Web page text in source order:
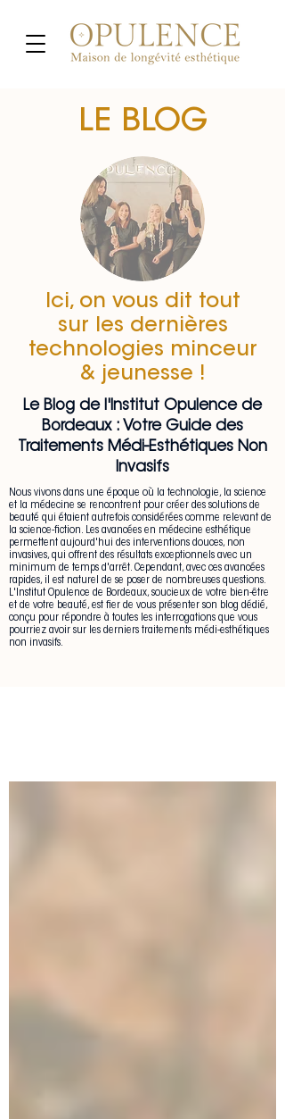
LE BLOG
Ici, on vous dit tout
sur les dernières
technologies minceur
& jeunesse !
Le Blog de l'Institut Opulence de
Bordeaux : Votre Guide des
Traitements Médi-Esthétiques Non
Invasifs
Nous vivons dans une époque où la technologie, la science
et la médecine se rencontrent pour créer des solutions de
beauté qui étaient autrefois considérées comme relevant de
la science-fiction. Les avancées en médecine esthétique
permettent aujourd'hui des interventions douces, non
invasives, qui offrent des résultats exceptionnels avec un
minimum de temps d'arrêt. Cependant, avec ces avancées
rapides, il est naturel de se poser de nombreuses questions.
L'Institut Opulence de Bordeaux, soucieux de votre bien-être
et de votre beauté, est fier de vous présenter son blog dédié,
conçu pour répondre à toutes les interrogations que vous
pourriez avoir sur les derniers traitements médi-esthétiques
non invasifs.